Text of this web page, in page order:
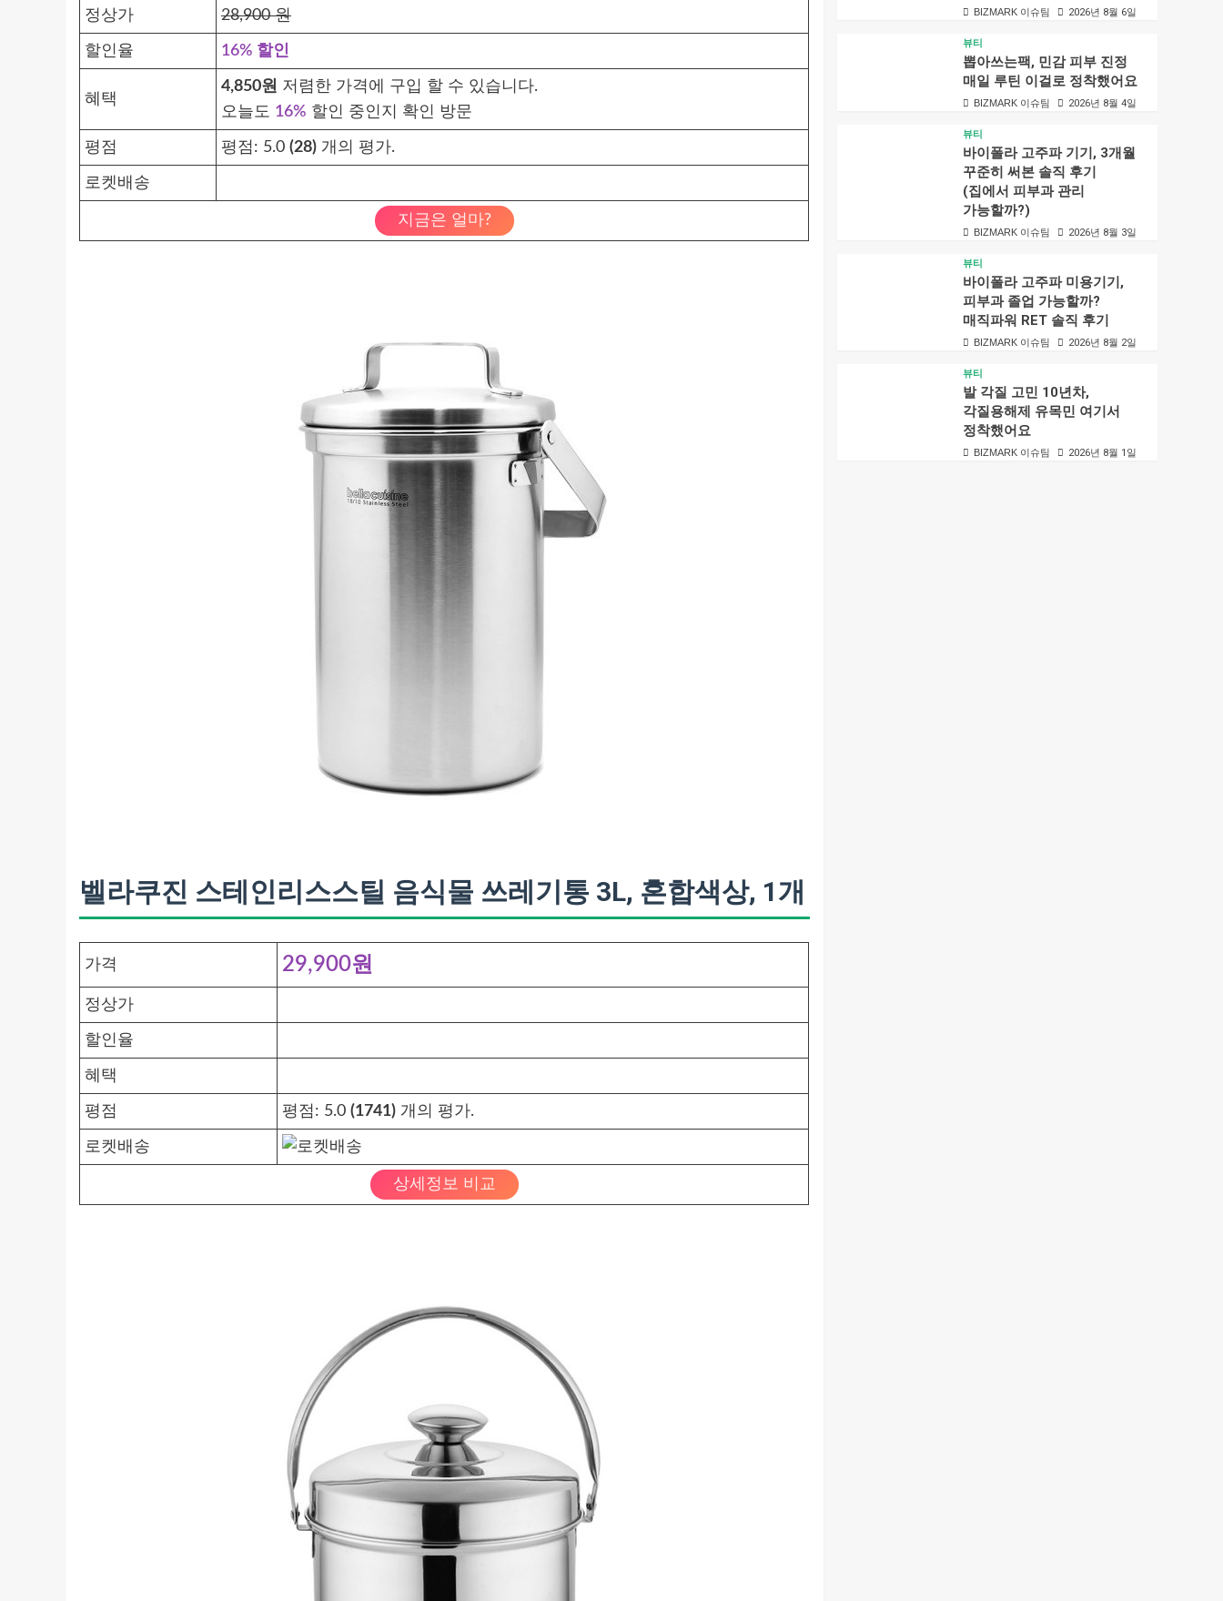
정상가 28,900 원
할인율 16% 할인
혜택
4,850원 저렴한 가격에 구입 할 수 있습니다.
오늘도 16% 할인 중인지 확인 방문
평점 평점: 5.0 (28) 개의 평가.
로켓배송
지금은 얼마?
벨라쿠진 스테인리스스틸 음식물 쓰레기통 3L, 혼합색상, 1개
가격 29,900원
정상가
할인율
혜택
평점 평점: 5.0 (1741) 개의 평가.
로켓배송
상세정보 비교
BIZMARK 이슈팀 2026년 8월 6일
뷰티
뽑아쓰는팩, 민감 피부 진정
매일 루틴 이걸로 정착했어요
BIZMARK 이슈팀 2026년 8월 4일
뷰티
바이폴라 고주파 기기, 3개월
꾸준히 써본 솔직 후기
(집에서 피부과 관리
가능할까?)
BIZMARK 이슈팀 2026년 8월 3일
뷰티
바이폴라 고주파 미용기기,
피부과 졸업 가능할까?
매직파워 RET 솔직 후기
BIZMARK 이슈팀 2026년 8월 2일
뷰티
발 각질 고민 10년차,
각질용해제 유목민 여기서
정착했어요
BIZMARK 이슈팀 2026년 8월 1일